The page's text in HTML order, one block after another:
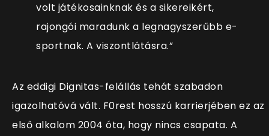
volt játékosainknak és a sikereikért,
rajongói maradunk a legnagyszerűbb e-
sportnak. A viszontlátásra.”
Az eddigi Dignitas-felállás tehát szabadon
igazolhatóvá vált. F0rest hosszú karrierjében ez az
első alkalom 2004 óta, hogy nincs csapata. A